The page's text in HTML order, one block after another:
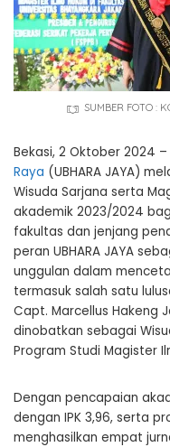
SUMBER FOTO :
Bekasi, 2 Oktober 2024 –
Raya (UBHARA JAYA)
Wisuda Sarjana serta
akademik 2023/2024
fakultas dan jenjang
peran UBHARA JAYA
unggulan dalam
termasuk salah satu
Capt. Marcellus Hakeng
dinobatkan sebagai
Program Studi Magister
Dengan pencapaian
dengan IPK 3,96, serta
menghasilkan empat